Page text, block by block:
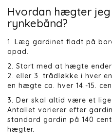
Hvordan hægter
rynkebånd?
1. Læg gardinet fladt på
opad.
2. Start med at hægte
2. eller 3. trådløkke i hver
en hægte ca. hver 14.-15.
3. Der skal altid være et
Antallet varierer efter
standard gardin på 140
hægter.